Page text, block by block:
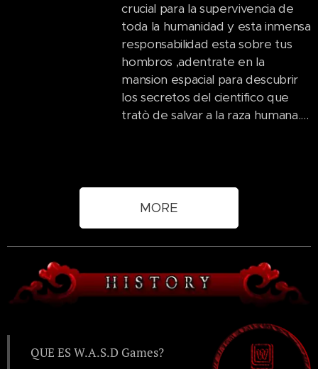
crucial para la supervivencia de
toda la humanidad y esta inmensa
responsabilidad esta sobre tus
hombros ,adentrate en la
mansion espacial para descubrir
los secretos del cientifico que
tratò de salvar a la raza humana....
MORE
QUE ES W.A.S.D Games?